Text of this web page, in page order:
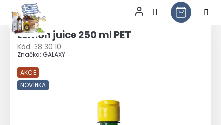
Přejít
obsahLemon juice 250 ml PET
Kód: 38 30 10
Značka: GALAXY
AKCE
NOVINKA